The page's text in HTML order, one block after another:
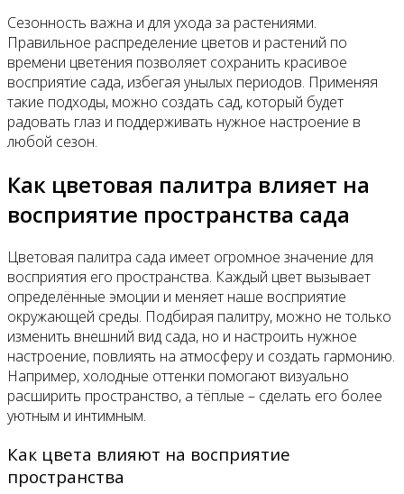
Сезонность важна и для ухода за растениями.
Правильное распределение цветов и растений по
времени цветения позволяет сохранить красивое
восприятие сада, избегая унылых периодов. Применяя
такие подходы, можно создать сад, который будет
радовать глаз и поддерживать нужное настроение в
любой сезон.
Как цветовая палитра влияет на
восприятие пространства сада
Цветовая палитра сада имеет огромное значение для
восприятия его пространства. Каждый цвет вызывает
определённые эмоции и меняет наше восприятие
окружающей среды. Подбирая палитру, можно не только
изменить внешний вид сада, но и настроить нужное
настроение, повлиять на атмосферу и создать гармонию.
Например, холодные оттенки помогают визуально
расширить пространство, а тёплые – сделать его более
уютным и интимным.
Как цвета влияют на восприятие
пространства